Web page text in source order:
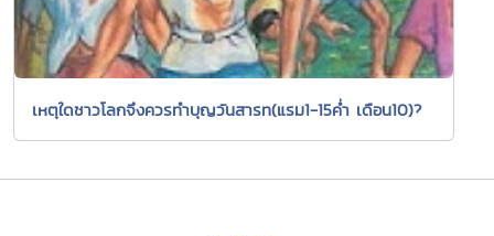
เหตุใดชาวโลกจึงควรทำบุญวันสารท(แรม1-15ค่ำ เดือน10)?